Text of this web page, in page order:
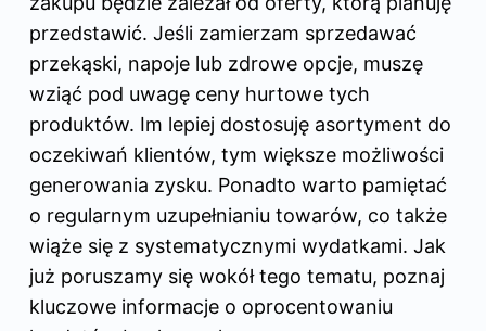
przedstawić. Jeśli zamierzam sprzedawać
przekąski, napoje lub zdrowe opcje, muszę
wziąć pod uwagę ceny hurtowe tych
produktów. Im lepiej dostosuję asortyment do
oczekiwań klientów, tym większe możliwości
generowania zysku. Ponadto warto pamiętać
o regularnym uzupełnianiu towarów, co także
wiąże się z systematycznymi wydatkami. Jak
już poruszamy się wokół tego tematu, poznaj
kluczowe informacje o oprocentowaniu